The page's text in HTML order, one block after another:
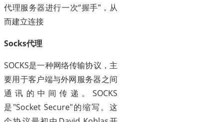
代理服务器进行一次“握手”，从
而建立连接
Socks代理
SOCKS是一种网络传输协议，主
要用于客户端与外网服务器之间
通讯的中间传递。SOCKS
是"Socket Secure"的缩写。这